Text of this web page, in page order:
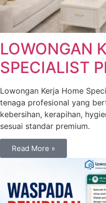
LOWONGAN
SPECIALIST
Lowongan Kerja Home
tenaga profesional yang
kebersihan, kerapihan,
sesuai standar premium.
Read More »